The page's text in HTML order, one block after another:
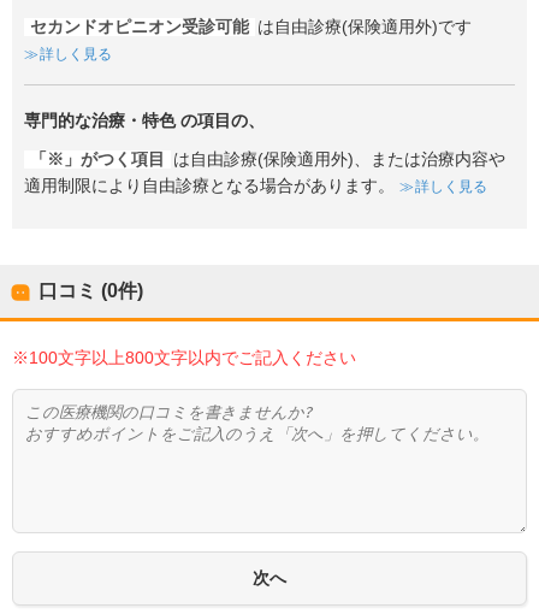
セカンドオピニオン受診可能 は自由診療(保険適用外)です
詳しく見る
専門的な治療・特色の項目の、
「※」がつく項目
は自由診療(保険適用外)、または治療内容や
適用制限により自由診療となる場合があります。
詳しく見る
口コミ (0件)
※100文字以上800文字以内でご記入ください